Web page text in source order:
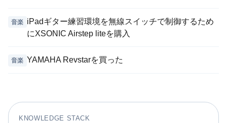
音楽
iPadギター練習環境を無線スイッチで制御するため
にXSONIC Airstep liteを購入
音楽 YAMAHA Revstarを買った
KNOWLEDGE STACK